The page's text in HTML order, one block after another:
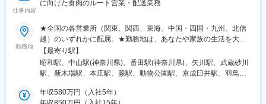
仕事内容
に向けた食肉のルート営業・配送業務
勤務地
★全国の各営業所（関東、関西、東海、中国・四国・九州、北信
越）のいずれかに配属。★勤務地は、あなたや家族の生活を大事
にできるよう、最大限に希望を考慮したうえで決定します。★希
望のない転勤は原則ありません。★マイカー通勤OK！（駐車場あ
り）ほとんどの社員が車通勤です。★U・Iターン歓迎！社員寮完
ため通勤も楽々）【全国33営業所】■関東東京都国立市・立川
【最寄り駅】
昭和駅、中山駅(神奈川県)、番田駅(神奈川県)、矢川駅、武蔵砂川
駅、新木場駅、本庄駅、蕨駅、動物公園駅、京成臼井駅、羽鳥
観音寺駅(香川県)、野洲駅、沢良宜駅、津久野駅、山本駅(兵庫
年収580万円（入社5年）